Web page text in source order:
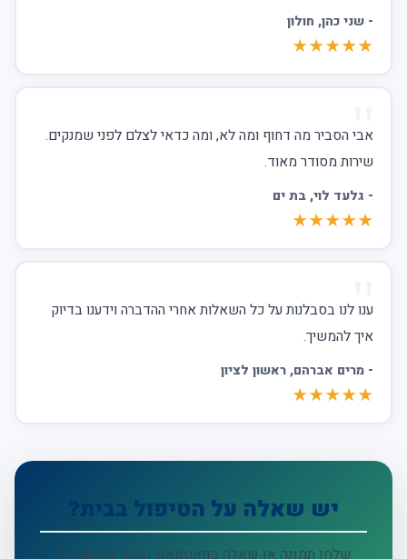
-שני כהן, חולון
★★★★★
אבי הסביר מה דחוף ומה לא, ומה כדאי לצלם לפני שמנקים.
שירות מסודר מאוד.
- גלעד לוי, בת ים
★★★★★
ענו לנו בסבלנות על כל השאלות אחרי ההדברה וידענו בדיוק
איך להמשיך.
-מרים אברהם, ראשון לציון
★★★★★
יש שאלה על הטיפול בבית?
שלחו תמונה או שאלה בוואטסאפ ונכוון אתכם לפי